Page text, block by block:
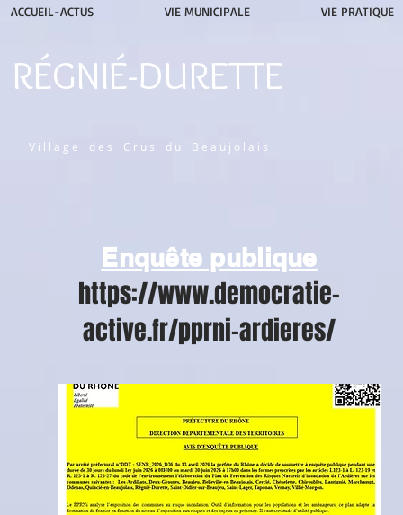
ACCUEIL-ACTUS VIE MUNICIPALE VIE PRATIQUE
RÉGNIÉ-DURETTE
V i l l a g e d e s C r u s d u B e a u j o l a i s
Enquête publique
https://www.democratie-
active.fr/pprni-ardieres/